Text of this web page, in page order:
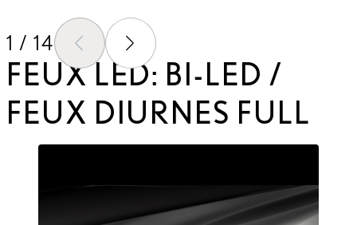
FEUX LED: BI-LED /
FEUX DIURNES FULL
1 / 14 GLISSER VERS L'ÉCRAN
GLISSER VERS